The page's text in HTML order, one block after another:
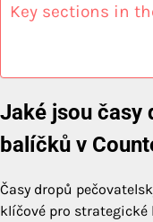
Key sections in
Jaké jsou časy
balíčků v
Časy dropů
klíčové pro